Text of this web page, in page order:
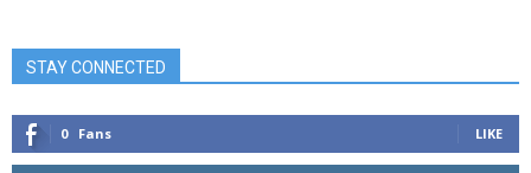
STAY CONNECTED
0 Fans LIKE